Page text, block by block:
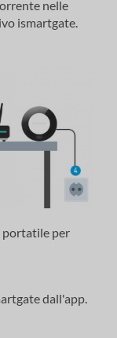
nelle
ismartgate.
portatile per
dall'app.